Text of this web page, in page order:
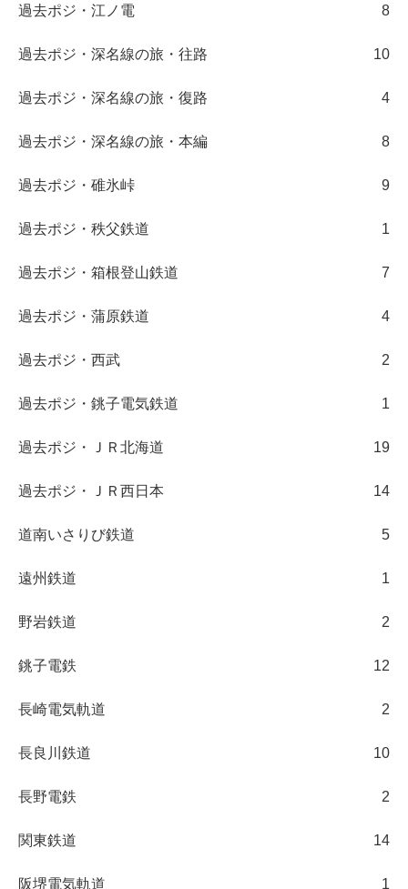
過去ポジ・江ノ電 8
過去ポジ・深名線の旅・往路 10
過去ポジ・深名線の旅・復路 4
過去ポジ・深名線の旅・本編 8
過去ポジ・碓氷峠 9
過去ポジ・秩父鉄道 1
過去ポジ・箱根登山鉄道 7
過去ポジ・蒲原鉄道 4
過去ポジ・西武 2
過去ポジ・銚子電気鉄道 1
過去ポジ・ＪＲ北海道 19
過去ポジ・ＪＲ西日本 14
道南いさりび鉄道 5
遠州鉄道 1
野岩鉄道 2
銚子電鉄 12
長崎電気軌道 2
長良川鉄道 10
長野電鉄 2
関東鉄道 14
阪堺電気軌道 1